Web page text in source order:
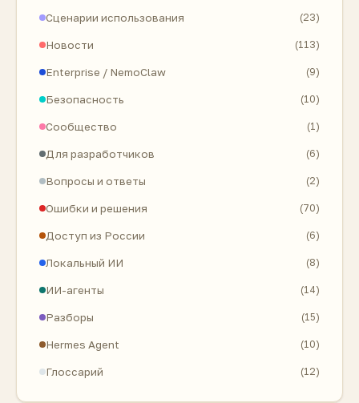
Сценарии использования (23)
Новости (113)
Enterprise / NemoClaw (9)
Безопасность (10)
Сообщество (1)
Для разработчиков (6)
Вопросы и ответы (2)
Ошибки и решения (70)
Доступ из России (6)
Локальный ИИ (8)
ИИ-агенты (14)
Разборы (15)
Hermes Agent (10)
Глоссарий (12)